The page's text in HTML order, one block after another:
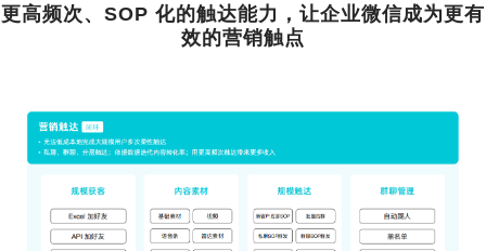
更高频次、SOP 化的触达能力，让企业微信成为更有
效的营销触点